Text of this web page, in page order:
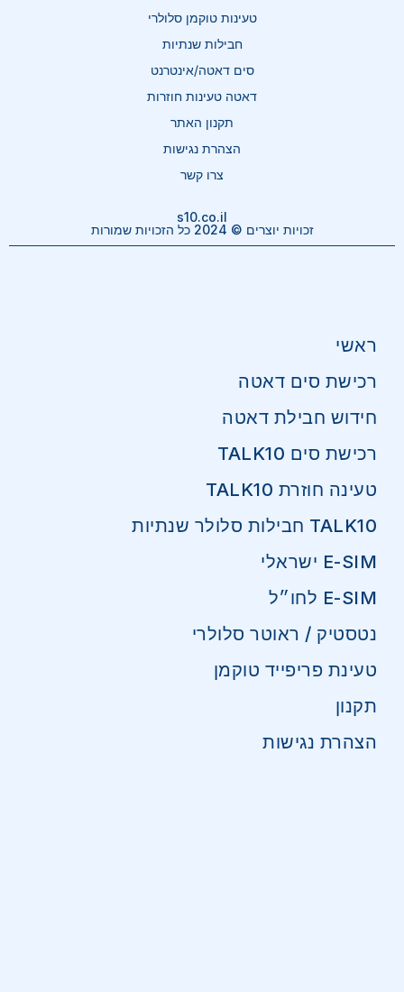
טעינות טוקמן סלולרי
חבילות שנתיות
סים דאטה/אינטרנט
דאטה טעינות חוזרות
תקנון האתר
הצהרת נגישות
צרו קשר
s10.co.il
זכויות יוצרים © 2024 כל הזכויות שמורות
ראשי
רכישת סים דאטה
חידוש חבילת דאטה
רכישת סים TALK10
טעינה חוזרת TALK10
TALK10 חבילות סלולר שנתיות
E-SIM ישראלי
E-SIM לחו״ל
נטסטיק / ראוטר סלולרי
טעינת פריפייד טוקמן
תקנון
הצהרת נגישות